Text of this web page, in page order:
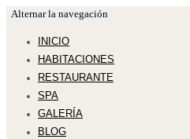
Alternar la navegación
INICIO
HABITACIONES
RESTAURANTE
SPA
GALERÍA
BLOG